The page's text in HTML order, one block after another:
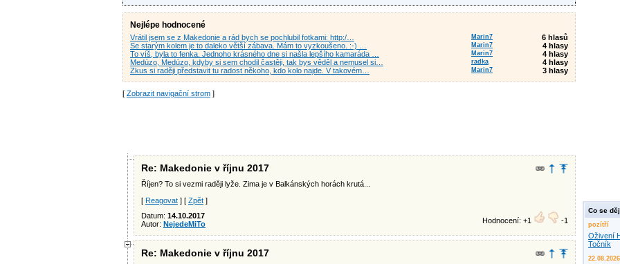
Nejlépe hodnocené
Vrátil jsem se z Makedonie a rád bych se pochlubil fotkami: http:/… Marin7
6 hlasů
Se starým kolem je to daleko větší zábava. Mám to vyzkoušeno. :-) …
Marin7
4 hlasy
To víš, byla to fenka. Jednoho krásného dne si našla lepšího kamaráda …
Marin7
4 hlasy
Medúzo, Medúzo, kdyby si sem chodil častěji, tak bys věděl a nemusel si…
radka
4 hlasy
Zkus si raději představit tu radost někoho, kdo kolo najde. V takovém…
Marin7 3 hlasy
[ Zobrazit navigační strom ]
Re: Makedonie v říjnu 2017
Říjen? To si vezmi raději lyže. Zima je v Balkánských horách krutá...
[ Reagovat ] [ Zpět ]
Datum: 14.10.2017
Autor: NejedeMiTo Hodnocení: +1 -1
Re: Makedonie v říjnu 2017
Co se
pozítří
Oživení
Točník
22.08.2026